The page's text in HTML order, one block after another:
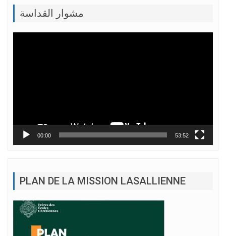
مشوار القداسة
00:00 53:52
PLAN DE LA MISSION LASALLIENNE